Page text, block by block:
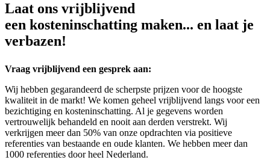
Laat ons vrijblijvend
een kosteninschatting maken... en laat je
verbazen!
Vraag vrijblijvend een gesprek aan:
Wij hebben gegarandeerd de scherpste prijzen voor de hoogste
kwaliteit in de markt! We komen geheel vrijblijvend langs voor een
bezichtiging en kosteninschatting. Al je gegevens worden
vertrouwelijk behandeld en nooit aan derden verstrekt. Wij
verkrijgen meer dan 50% van onze opdrachten via positieve
referenties van bestaande en oude klanten. We hebben meer dan
1000 referenties door heel Nederland.